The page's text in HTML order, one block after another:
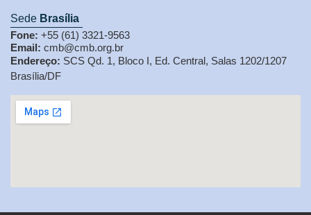
Sede Brasília
Fone: +55 (61) 3321-9563
Email: cmb@cmb.org.br
Endereço: SCS Qd. 1, Bloco I, Ed. Central, Salas 1202/1207
Brasília/DF